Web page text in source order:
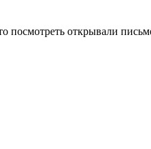
посмотреть открывали